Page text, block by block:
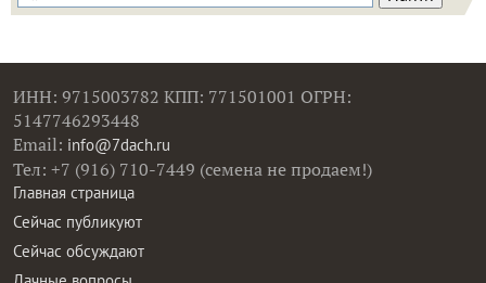
ИНН: 9715003782 КПП: 771501001 ОГРН:
5147746293448
Email: info@7dach.ru
Тел: +7 (916) 710-7449 (семена не продаем!)
Главная страница
Сейчас публикуют
Сейчас обсуждают